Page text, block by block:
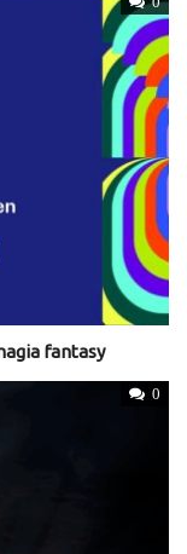
fantasy
0